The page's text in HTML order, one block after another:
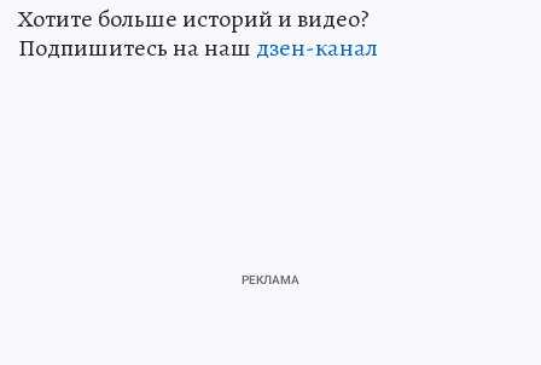
Хотите больше историй и видео?
Подпишитесь на наш дзен-канал